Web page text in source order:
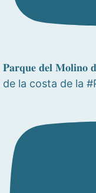
𝐏𝐚𝐫𝐪𝐮𝐞 𝐝𝐞𝐥
de la costa de la